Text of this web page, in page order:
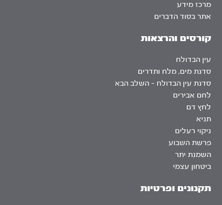
מרכז מידע
אתר בסוד הדברים
קורסים והרצאות
עין הבדולח
סדנת מים, מלח ותדרים
סדנת עין הבדולח – השלב הבא
לחם אבירים
לחץ דם
תניא
ניקוי רעלים
פרשת השבוע
השמנת יתר
ביטחון עצמי
תקנונים ופרטיות